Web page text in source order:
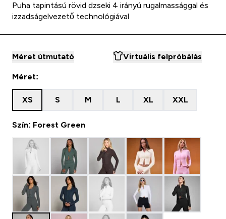
Puha tapintású rövid dzseki 4 irányú rugalmassággal és
izzadságelvezető technológiával
Méret útmutató Virtuális felpróbálás
Méret:
XS S M L XL XXL
Szín: Forest Green